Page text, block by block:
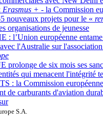
Erasmus + - la Commission
nouveaux projets pour le «
organisations de jeunesse
: l’Union européenne
l'Australie sur
prolonge de six mois ses
qui menacent l'intégrité
: la Commission
de carburants d'aviation
S.A.